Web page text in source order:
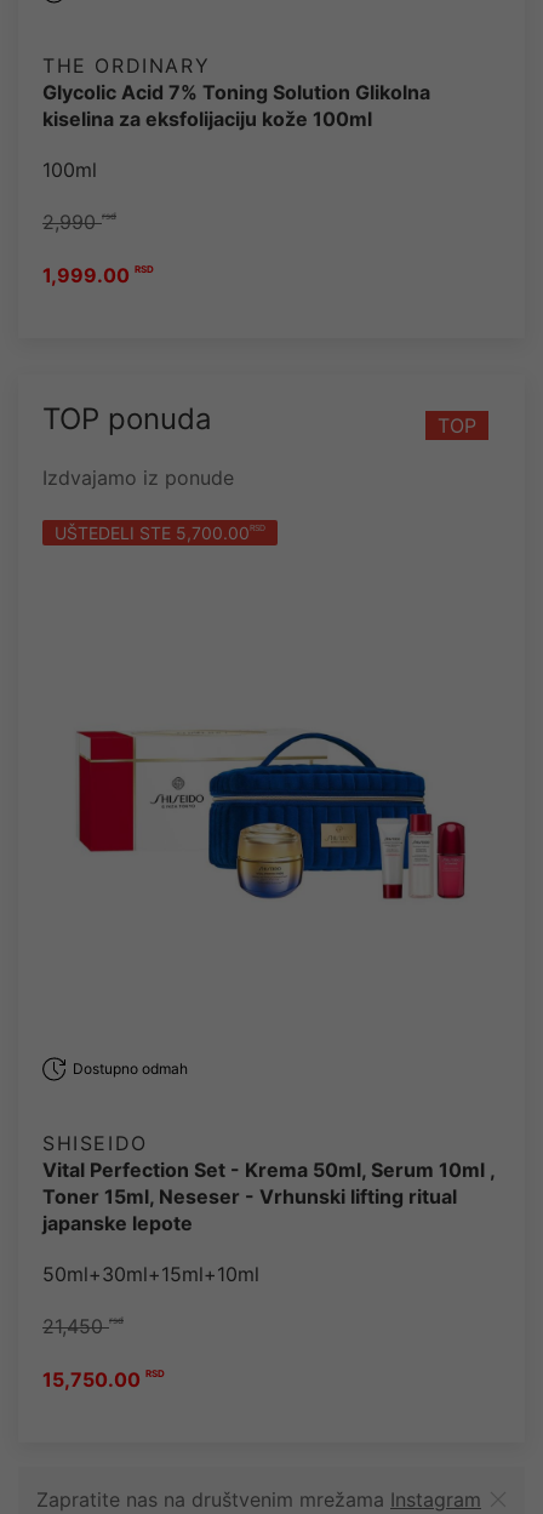
THE ORDINARY
Glycolic Acid 7% Toning Solution Glikolna
kiselina za eksfolijaciju kože 100ml
100ml
2,990rsd
1,999.00 RSD
TOP
TOP ponuda
Izdvajamo iz ponude
UŠTEDELI STE 5,700.00RSD
Dostupno odmah
SHISEIDO
Vital Perfection Set - Krema 50ml, Serum 10ml ,
Toner 15ml, Neseser - Vrhunski lifting ritual
japanske lepote
50ml+30ml+15ml+10ml
21,450rsd
15,750.00 RSD
Zapratite nas na društvenim mrežama Instagram